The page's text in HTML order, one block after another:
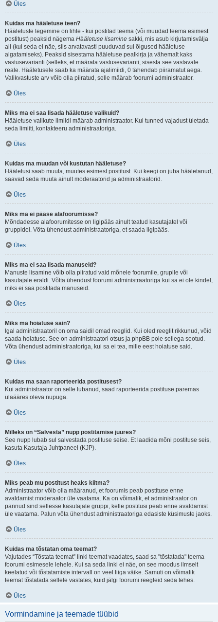
Üles
Kuidas ma hääletuse teen?
Hääletuste tegemine on lihte - kui postitad teema (või muudad teema esimest
postitust) peaksid nägema Hääletuse lisamine sakki, mis asub kirjutamisvälja
all (kui seda ei näe, siis arvatavasti puuduvad sul õigused hääletuse
algatamiseks). Peaksid sisestama hääletuse pealkirja ja vähemalt kaks
vastusevarianti (selleks, et määrata vastusevarianti, sisesta see vastavale
reale. Hääletusele saab ka määrata ajalimiidi, 0 tähendab piiramatut aega.
Valikvastuste arv võib olla piiratud, selle määrab foorumi administraator.
Üles
Miks ma ei saa lisada hääletuse valikuid?
Hääletuse valikute limiidi määrab administraator. Kui tunned vajadust ületada
seda limiiti, kontakteeru administraatoriga.
Üles
Kuidas ma muudan või kustutan hääletuse?
Hääletusi saab muuta, muutes esimest postitust. Kui keegi on juba hääletanud,
saavad seda muuta ainult moderaatorid ja administraatorid.
Üles
Miks ma ei pääse alafoorumisse?
Mõndadesse alafoorumitesse on ligipääs ainult teatud kasutajatel või
gruppidel. Võta ühendust administraatoriga, et saada ligipääs.
Üles
Miks ma ei saa lisada manuseid?
Manuste lisamine võib olla piiratud vaid mõnele foorumile, grupile või
kasutajale eraldi. Võtta ühendust foorumi administraatoriga kui sa ei ole kindel,
miks ei saa postitada manuseid.
Üles
Miks ma hoiatuse sain?
Igal administraatoril on oma saidil omad reeglid. Kui oled reeglit rikkunud, võid
saada hoiatuse. See on administraatori otsus ja phpBB pole sellega seotud.
Võta ühendust administraatoriga, kui sa ei tea, mille eest hoiatuse said.
Üles
Kuidas ma saan raporteerida postitusest?
Kui administraator on selle lubanud, saad raporteerida postituse paremas
ülaääres oleva nupuga.
Üles
Milleks on “Salvesta” nupp postitamise juures?
See nupp lubab sul salvestada postituse seise. Et laadida mõni postituse seis,
kasuta Kasutaja Juhtpaneel (KJP).
Üles
Miks peab mu postitust heaks kiitma?
Administraator võib olla määranud, et foorumis peab postituse enne
avaldamist moderaator üle vaatama. Ka on võimalik, et administraator on
pannud sind sellesse kasutajate gruppi, kelle postitusi peab enne avaldamist
üle vaatama. Palun võta ühendust administraatoriga edasiste küsimuste jaoks.
Üles
Kuidas ma tõstatan oma teemat?
Vajutades “Tõstata teemat” linki teemat vaadates, saad sa "tõstatada" teema
foorumi esimesele lehele. Kui sa seda linki ei näe, on see moodus ilmselt
keelatud või tõstatamiste intervall on veel liiga väike. Samuti on võimalik
teemat tõstatada sellele vastates, kuid jälgi foorumi reegleid seda tehes.
Üles
Vormindamine ja teemade tüübid